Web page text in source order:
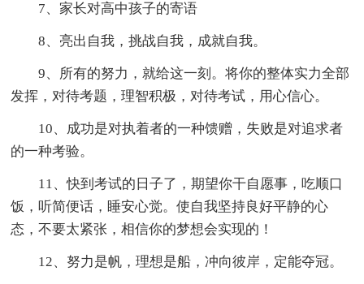
7、家长对高中孩子的寄语
8、亮出自我，挑战自我，成就自我。
9、所有的努力，就给这一刻。将你的整体实力全部
发挥，对待考题，理智积极，对待考试，用心信心。
10、成功是对执着者的一种馈赠，失败是对追求者
的一种考验。
11、快到考试的日子了，期望你干自愿事，吃顺口
饭，听简便话，睡安心觉。使自我坚持良好平静的心
态，不要太紧张，相信你的梦想会实现的！
12、努力是帆，理想是船，冲向彼岸，定能夺冠。